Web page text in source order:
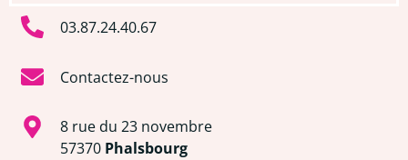
03.87.24.40.67
Contactez-nous
8 rue du 23 novembre
57370 Phalsbourg